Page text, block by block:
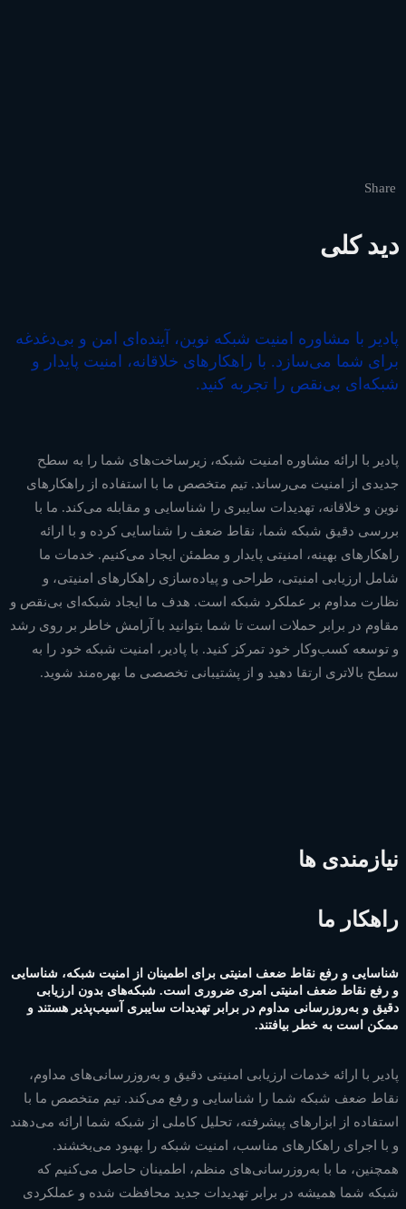
Share
دید کلی
پادیر با مشاوره امنیت شبکه نوین، آینده‌ای امن و بی‌دغدغه
برای شما می‌سازد. با راهکارهای خلاقانه، امنیت پایدار و
شبکه‌ای بی‌نقص را تجربه کنید.
پادیر با ارائه مشاوره امنیت شبکه، زیرساخت‌های شما را به سطح
جدیدی از امنیت می‌رساند. تیم متخصص ما با استفاده از راهکارهای
نوین و خلاقانه، تهدیدات سایبری را شناسایی و مقابله می‌کند. ما با
بررسی دقیق شبکه شما، نقاط ضعف را شناسایی کرده و با ارائه
راهکارهای بهینه، امنیتی پایدار و مطمئن ایجاد می‌کنیم. خدمات ما
شامل ارزیابی امنیتی، طراحی و پیاده‌سازی راهکارهای امنیتی، و
نظارت مداوم بر عملکرد شبکه است. هدف ما ایجاد شبکه‌ای بی‌نقص و
مقاوم در برابر حملات است تا شما بتوانید با آرامش خاطر بر روی رشد
و توسعه کسب‌وکار خود تمرکز کنید. با پادیر، امنیت شبکه خود را به
سطح بالاتری ارتقا دهید و از پشتیبانی تخصصی ما بهره‌مند شوید.
نیازمندی ها
راهکار ما
شناسایی و رفع نقاط ضعف امنیتی برای اطمینان از امنیت شبکه، شناسایی
و رفع نقاط ضعف امنیتی امری ضروری است. شبکه‌های بدون ارزیابی
دقیق و به‌روزرسانی مداوم در برابر تهدیدات سایبری آسیب‌پذیر هستند و
ممکن است به خطر بیافتند.
پادیر با ارائه خدمات ارزیابی امنیتی دقیق و به‌روزرسانی‌های مداوم،
نقاط ضعف شبکه شما را شناسایی و رفع می‌کند. تیم متخصص ما با
استفاده از ابزارهای پیشرفته، تحلیل کاملی از شبکه شما ارائه می‌دهند
و با اجرای راهکارهای مناسب، امنیت شبکه را بهبود می‌بخشند.
همچنین، ما با به‌روزرسانی‌های منظم، اطمینان حاصل می‌کنیم که
شبکه شما همیشه در برابر تهدیدات جدید محافظت شده و عملکردی